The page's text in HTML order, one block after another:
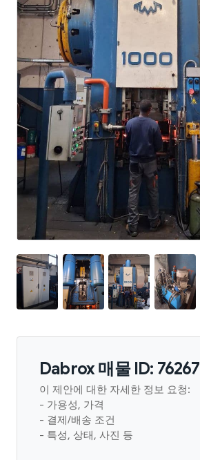
Dabrox 매물 ID: 76267
이 제안에 대한 자세한 정보 요청:
- 가용성, 가격
- 결제/배송 조건
- 특성, 상태, 사진 등